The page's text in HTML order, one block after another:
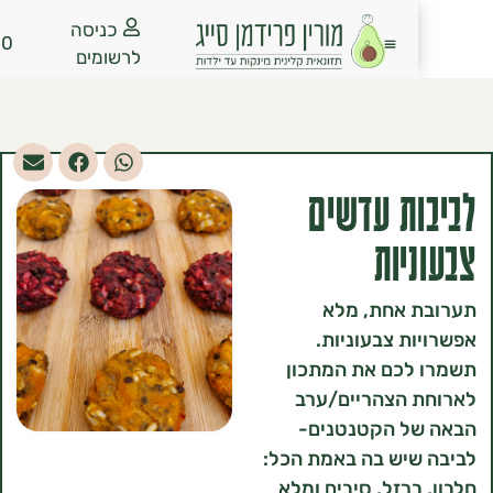
לרשומים
0.00
עדשים
אחת, מלא
צבעוניות.
את המתכון
הצהריים/ערב
הקטנטנים-
בה באמת הכל: